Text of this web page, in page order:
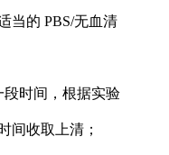
当的 PBS/无血清
时间，根据实验
间收取上清；